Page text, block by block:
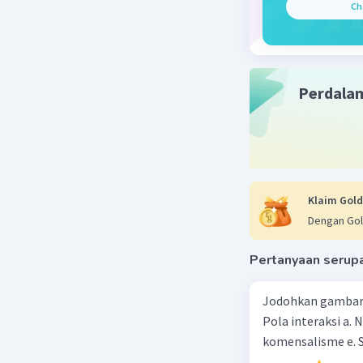
Klaim
Dengan
Pertanyaan
Jodohkan
Pola interaksi a.
komensalisme e.